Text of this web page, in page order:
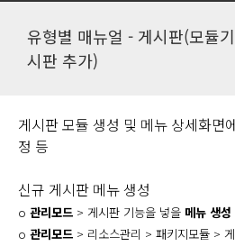
유형별 매뉴얼 - 게시판(모듈
시판 추가)
게시판 모듈 생성 및 메뉴 상세화면
정 등
신규 게시판 메뉴 생성
o 관리모드 > 게시판 기능을 넣을 메뉴 생성
o 관리모드 > 리소스관리 > 패키지모듈 >